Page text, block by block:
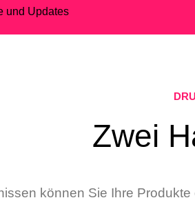
und Updates
Zwei
können Sie Ihre